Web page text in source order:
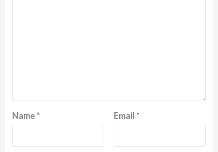
Name* Email*